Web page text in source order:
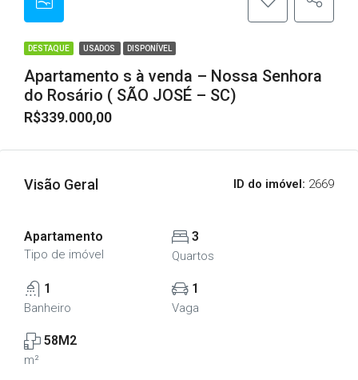
DESTAQUE USADOS DISPONÍVEL
Apartamento s à venda – Nossa Senhora
do Rosário ( SÃO JOSÉ – SC)
R$339.000,00
Visão Geral ID do imóvel: 2669
Apartamento
Tipo de imóvel
3
Quartos
1
Banheiro
1
Vaga
58M2
m²